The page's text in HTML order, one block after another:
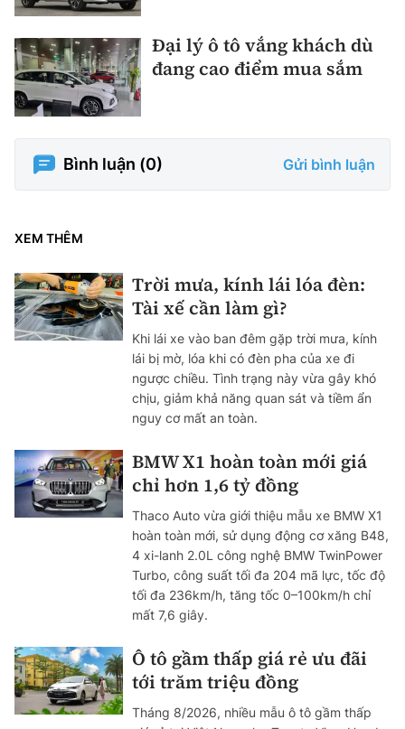
Đại lý ô tô vắng khách dù
đang cao điểm mua sắm
Bình luận (0) Gửi bình luận
XEM THÊM
Trời mưa, kính lái lóa đèn:
Tài xế cần làm gì?
Khi lái xe vào ban đêm gặp trời mưa, kính
lái bị mờ, lóa khi có đèn pha của xe đi
ngược chiều. Tình trạng này vừa gây khó
chịu, giảm khả năng quan sát và tiềm ẩn
nguy cơ mất an toàn.
BMW X1 hoàn toàn mới giá
chỉ hơn 1,6 tỷ đồng
Thaco Auto vừa giới thiệu mẫu xe BMW X1
hoàn toàn mới, sử dụng động cơ xăng B48,
4 xi-lanh 2.0L công nghệ BMW TwinPower
Turbo, công suất tối đa 204 mã lực, tốc độ
tối đa 236km/h, tăng tốc 0–100km/h chỉ
mất 7,6 giây.
Ô tô gầm thấp giá rẻ ưu đãi
tới trăm triệu đồng
Tháng 8/2026, nhiều mẫu ô tô gầm thấp